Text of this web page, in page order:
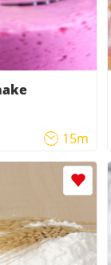
15m